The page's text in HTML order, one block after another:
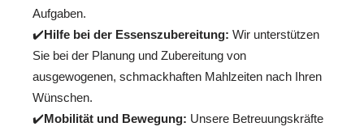
Aufgaben.
✔️Hilfe bei der Essenszubereitung: Wir unterstützen
Sie bei der Planung und Zubereitung von
ausgewogenen, schmackhaften Mahlzeiten nach Ihren
Wünschen.
✔️Mobilität und Bewegung: Unsere Betreuungskräfte